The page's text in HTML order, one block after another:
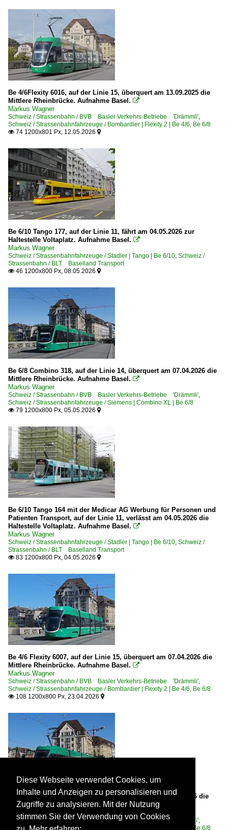
Be 4/6Flexity 6016, auf der Linie 15, überquert am 13.09.2025 die
Mittlere Rheinbrücke. Aufnahme Basel. 
Markus Wagner
Schweiz / Strassenbahn / BVB Basler Verkehrs-Betriebe 'Drämmli',
Schweiz / Strassenbahnfahrzeuge / Bombardier | Flexity 2 | Be 4/6, Be 6/8
 74 1200x801 Px, 12.05.2026 
Be 6/10 Tango 177, auf der Linie 11, fährt am 04.05.2026 zur
Haltestelle Voltaplatz. Aufnahme Basel. 
Markus Wagner
Schweiz / Strassenbahnfahrzeuge / Stadler | Tango | Be 6/10, Schweiz /
Strassenbahn / BLT Baselland Transport
 46 1200x800 Px, 08.05.2026 
Be 6/8 Combino 318, auf der Linie 14, überquert am 07.04.2026 die
Mittlere Rheinbrücke. Aufnahme Basel. 
Markus Wagner
Schweiz / Strassenbahn / BVB Basler Verkehrs-Betriebe 'Drämmli',
Schweiz / Strassenbahnfahrzeuge / Siemens | Combino XL | Be 6/8
 79 1200x800 Px, 05.05.2026 
Be 6/10 Tango 164 mit der Medicar AG Werbung für Personen und
Patienten Transport, auf der Linie 11, verlässt am 04.05.2026 die
Haltestelle Voltaplatz. Aufnahme Basel. 
Markus Wagner
Schweiz / Strassenbahnfahrzeuge / Stadler | Tango | Be 6/10, Schweiz /
Strassenbahn / BLT Baselland Transport
 83 1200x800 Px, 04.05.2026 
Be 4/6 Flexity 6007, auf der Linie 15, überquert am 07.04.2026 die
Mittlere Rheinbrücke. Aufnahme Basel. 
Markus Wagner
Schweiz / Strassenbahn / BVB Basler Verkehrs-Betriebe 'Drämmli',
Schweiz / Strassenbahnfahrzeuge / Bombardier | Flexity 2 | Be 4/6, Be 6/8
 108 1200x800 Px, 23.04.2026 
Be 6/8 Flexity 5036, auf der Linie 8, überquert am 05.01.2026 die
Mittlere Rheinbrücke. Aufnahme Basel. 
Markus Wagner
Schweiz / Strassenbahn / BVB Basler Verkehrs-Betriebe 'Drämmli',
Schweiz / Strassenbahnfahrzeuge / Bombardier | Flexity 2 | Be 4/6, Be 6/8
Diese Webseite verwendet Cookies, um
Inhalte und Anzeigen zu personalisieren und
Zugriffe zu analysieren. Mit der Nutzung
stimmen Sie der Verwendung von Cookies